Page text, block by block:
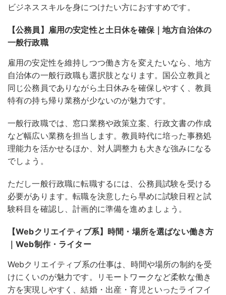
ビジネススキルを身につけたい方におすすめです。
【公務員】雇用の安定性と土日休を確保｜地方自治体の
一般行政職
雇用の安定性を維持しつつ働き方を変えたいなら、地方
自治体の一般行政職も選択肢となります。国公立教員と
同じ公務員でありながら土日休みを確保しやすく、教員
特有の持ち帰り業務が少ないのが魅力です。
一般行政職では、窓口業務や政策立案、行政文書の作成
など幅広い業務を担当します。教員時代に培った事務処
理能力を活かせるほか、対人調整力も大きな強みになる
でしょう 。
ただし一般行政職に転職するには、公務員試験を受ける
必要があります。転職を決意したら早めに試験日程と試
験科目を確認し、計画的に準備を進めましょう。
【Webクリエイティブ系】時間・場所を選ばない働き方
｜Web制作・ライター
Webクリエイティブ系の仕事は、時間や場所の制約を受
けにくいのが魅力です。
リモートワークなど柔軟な働き
方を実現しやすく、結婚・出産・育児といったライフイ